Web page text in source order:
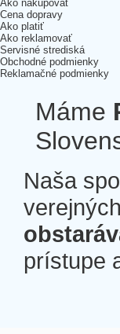
Ako nakupovať
Cena dopravy
Ako platiť
Ako reklamovať
Servisné strediská
Obchodné podmienky
Reklamačné podmienky
Máme
Naša
prístupe